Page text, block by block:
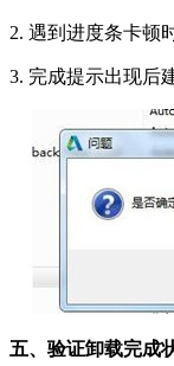
2. 遇到进度条卡顿
3. 完成提示出现后
五、验证卸载完成